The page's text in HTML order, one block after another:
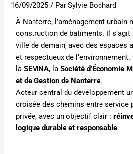
16/09/2025/ ParSylvie Bochard
À Nanterre, l’aménagement urbain
construction de bâtiments. Il s’agit
ville de demain, avec des espaces
et respectueux de l’environnement.
laSEMNA, laSociété d’Économie
et de Gestion de Nanterre.
Acteur central du développement
croisée des chemins entre service
privée, avec un objectif clair :
logique durable et responsable